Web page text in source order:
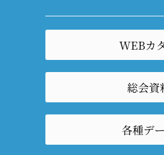
WEBカ
総会資
各種デ